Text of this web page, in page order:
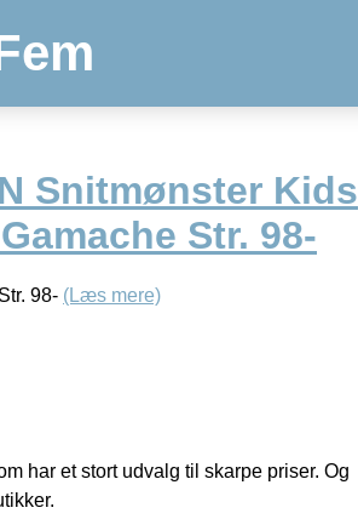
Snitmønster Kids
Str. 98-
98- (Læs mere)
har et stort udvalg til skarpe priser. Og